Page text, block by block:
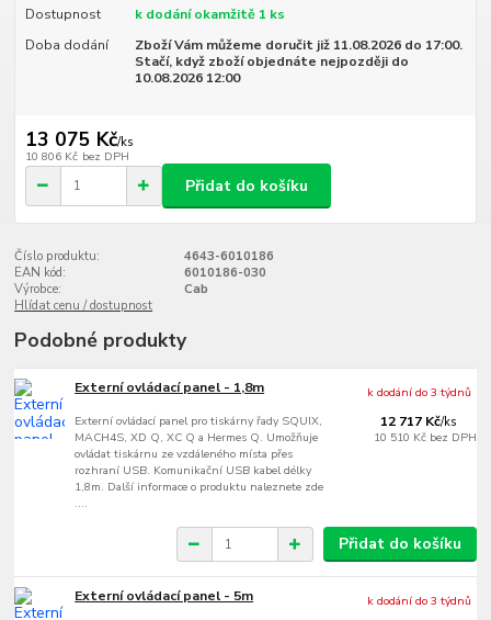
Dostupnost
k dodání okamžitě 1 ks
Doba dodání
Zboží Vám můžeme doručit již 11.08.2026 do 17:00.
Stačí, když zboží objednáte nejpozději do
10.08.2026 12:00
13 075 Kč/ks
10 806 Kč bez DPH
Přidat do košíku
Číslo produktu:
4643-6010186
EAN kód:
6010186-030
Výrobce:
Cab
Hlídat cenu / dostupnost
Podobné produkty
Externí ovládací panel - 1,8m
Externí ovládací panel pro tiskárny řady SQUIX,
MACH4S, XD Q, XC Q a Hermes Q. Umožňuje
ovládat tiskárnu ze vzdáleného místa přes
rozhraní USB. Komunikační USB kabel délky
1,8m. Další informace o produktu naleznete zde
....
12 717 Kč/ks
10 510 Kč bez DPH
k dodání do 3 týdnů
Přidat do košíku
Externí ovládací panel - 5m k dodání do 3 týdnů